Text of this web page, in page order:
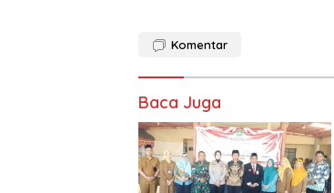
Komentar
Baca Juga